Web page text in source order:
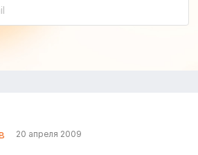
20 апреля 2009